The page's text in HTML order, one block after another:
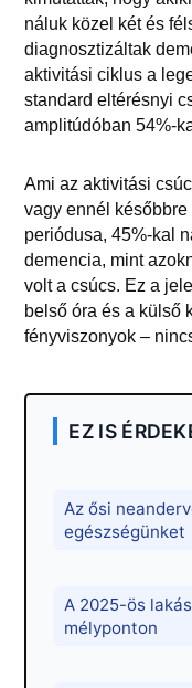
náluk közel két és
diagnosztizáltak
aktivitási ciklus a
standard eltérésnyi
amplitúdóban 54%-
Ami az aktivitási
vagy ennél
periódusa, 45%-kal
demencia, mint
volt a csúcs. Ez a
belső óra és a külső
fényviszonyok –
EZ IS
Az ősi
egészségünket
A 2025-ös
mélyponton